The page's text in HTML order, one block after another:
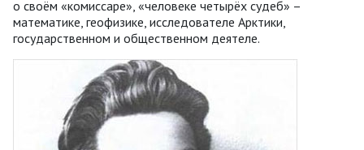
о своём «комиссаре», «человеке четырёх судеб» –
математике, геофизике, исследователе Арктики,
государственном и общественном деятеле.